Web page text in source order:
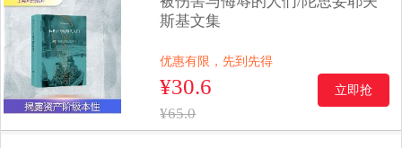
斯基文集
优惠有限，先到先得
¥30.6
¥65.0
立即抢